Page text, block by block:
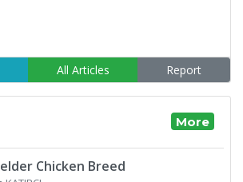
All Articles Report
More
Chicken Breed